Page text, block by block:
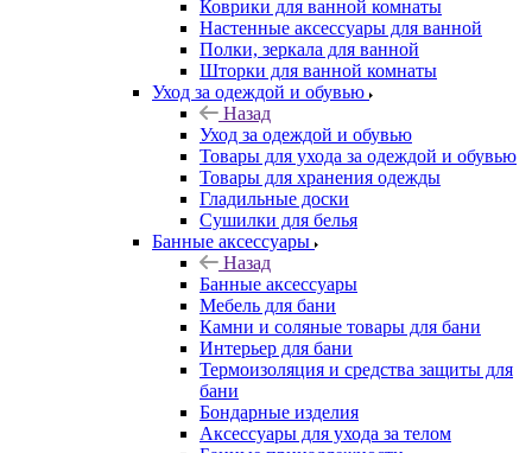
Коврики для ванной комнаты
Настенные аксессуары для ванной
Полки, зеркала для ванной
Шторки для ванной комнаты
Уход за одеждой и обувью
Назад
Уход за одеждой и обувью
Товары для ухода за одеждой и обувью
Товары для хранения одежды
Гладильные доски
Сушилки для белья
Банные аксессуары
Назад
Банные аксессуары
Мебель для бани
Камни и соляные товары для бани
Интерьер для бани
Термоизоляция и средства защиты для
бани
Бондарные изделия
Аксеcсуары для ухода за телом